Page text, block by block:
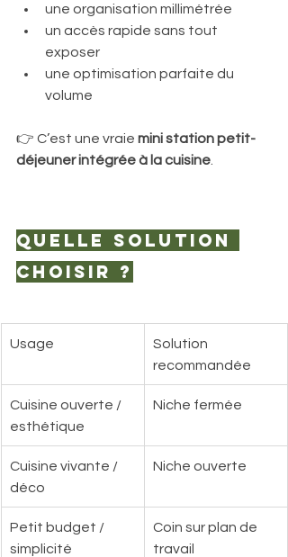
une organisation millimétrée
un accès rapide sans tout
exposer
une optimisation parfaite du
volume
👉 C’est une vraie mini station petit-
déjeuner intégrée à la cuisine
Quelle solution
choisir ?
Usage
Solution
recommandée
Cuisine ouverte /
esthétique
Niche fermée
Cuisine vivante /
déco
Niche ouverte
Petit budget /
simplicité
Coin sur plan de
travail